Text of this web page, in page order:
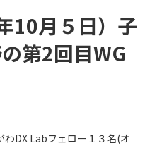
10月５日）子
第2回目WG
DX Labフェロー１３名(オ